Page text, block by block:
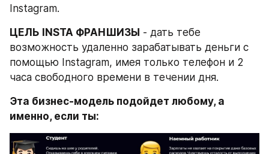
Instagram.
ЦЕЛЬ INSTA ФРАНШИЗЫ - дать тебе
возможность удаленно зарабатывать деньги с
помощью Instagram, имея только телефон и 2
часа свободного времени в течении дня.
Эта бизнес-модель подойдет любому, а
именно, если ты: